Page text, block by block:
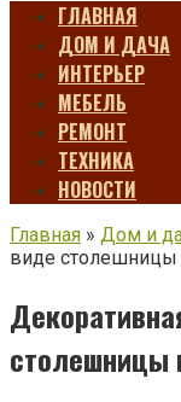
ГЛАВНАЯ
ДОМ И ДАЧА
ИНТЕРЬЕР
МЕБЕЛЬ
РЕМОНТ
ТЕХНИКА
НОВОСТИ
Главная » Дом и
виде столешницы
столешницы